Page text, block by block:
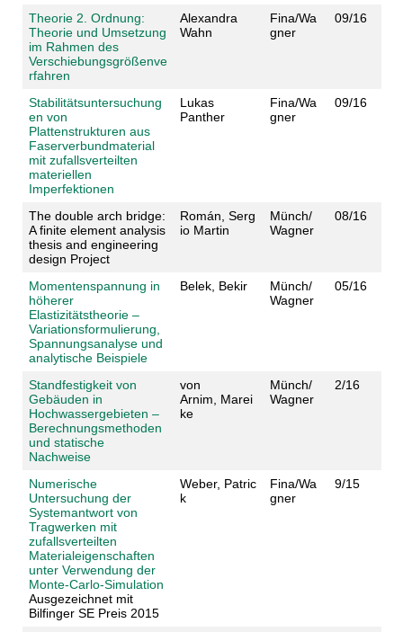
Theorie 2. Ordnung:
Theorie und Umsetzung
im Rahmen des
Verschiebungsgrößenve
rfahren
Alexandra
Wahn
Fina/Wa
gner
09/16
Stabilitätsuntersuchung
en von
Plattenstrukturen aus
Faserverbundmaterial
mit zufallsverteilten
materiellen
Imperfektionen
Lukas
Panther
Fina/Wa
gner
09/16
The double arch bridge:
A finite element analysis
thesis and engineering
design Project
Román, Serg
io Martin
Münch/
Wagner
08/16
Momentenspannung in
höherer
Elastizitätstheorie –
Variationsformulierung,
Spannungsanalyse und
analytische Beispiele
Belek, Bekir
Münch/
Wagner
05/16
Standfestigkeit von
Gebäuden in
Hochwassergebieten –
Berechnungsmethoden
und statische
Nachweise
von
Arnim, Marei
ke
Münch/
Wagner
2/16
Numerische
Untersuchung der
Systemantwort von
Tragwerken mit
zufallsverteilten
Materialeigenschaften
unter Verwendung der
Monte-Carlo-Simulation
Ausgezeichnet mit
Bilfinger SE Preis 2015
Weber, Patric
k
Fina/Wa
gner
9/15